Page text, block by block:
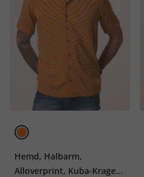
Hemd, Halbarm,
Alloverprint, Kuba-Kragen,